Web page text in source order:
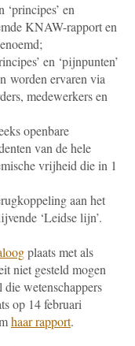
‘principes’ en
KNAW-rapport en
en ‘pijnpunten’
worden ervaren via
medewerkers en
openbare
van de hele
vrijheid die in 1
aan het
‘Leidse lijn’.
plaats met als
niet gesteld mogen
die wetenschappers
op 14 februari
haar rapport.